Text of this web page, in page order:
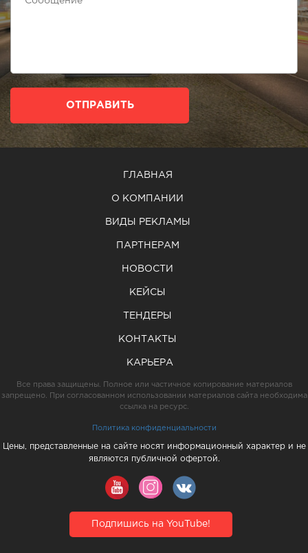
ОТПРАВИТЬ
ГЛАВНАЯ
О КОМПАНИИ
ВИДЫ РЕКЛАМЫ
ПАРТНЕРАМ
НОВОСТИ
КЕЙСЫ
ТЕНДЕРЫ
КОНТАКТЫ
КАРЬЕРА
Все права защищены. Полное или частичное копирование материалов
запрещено. При согласованном использовании материалов сайта необходима
ссылка на ресурс.
Политика конфиденциальности
Цены, представленные на сайте носят информационный характер и не
являются публичной офертой.
Подпишись на YouTube!